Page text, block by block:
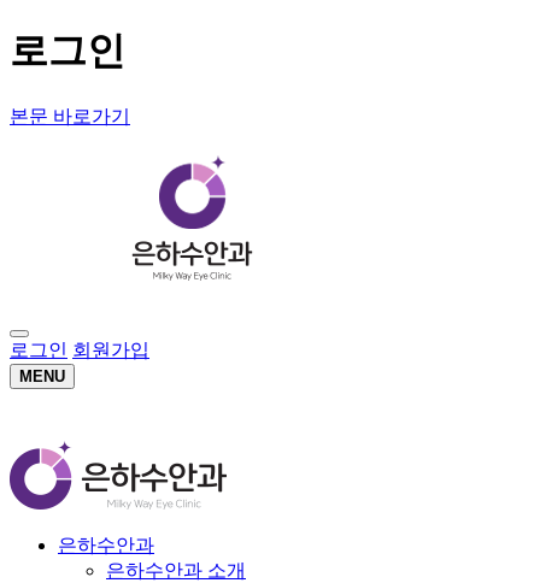
로그인
본문 바로가기
로그인 회원가입
MENU
은하수안과
은하수안과 소개